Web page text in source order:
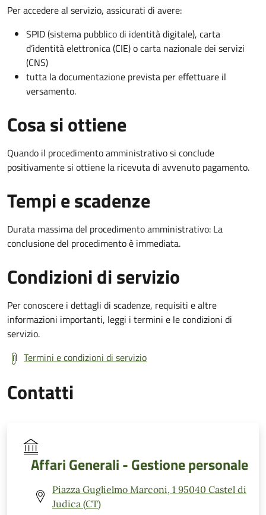
Per accedere al servizio, assicurati di avere:
SPID (sistema pubblico di identità digitale), carta
d’identità elettronica (CIE) o carta nazionale dei servizi
(CNS)
tutta la documentazione prevista per effettuare il
versamento.
Cosa si ottiene
Quando il procedimento amministrativo si conclude
positivamente si ottiene la ricevuta di avvenuto pagamento.
Tempi e scadenze
Durata massima del procedimento amministrativo: La
conclusione del procedimento è immediata.
Condizioni di servizio
Per conoscere i dettagli di scadenze, requisiti e altre
informazioni importanti, leggi i termini e le condizioni di
servizio.
Termini e condizioni di servizio
Contatti
Affari Generali - Gestione personale
Piazza Guglielmo Marconi, 1 95040 Castel di
Judica (CT)